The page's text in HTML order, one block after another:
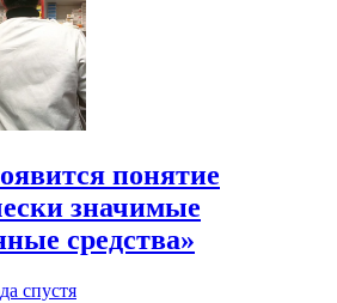
понятие
значимые
средства»
спустя